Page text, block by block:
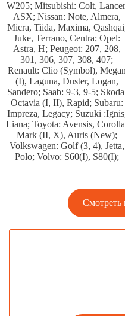
W205; Mitsubishi: Colt,
ASX; Nissan: Note, Almera,
Micra, Tiida, Maxima,
Juke, Terrano, Centra; Opel:
Astra, H; Peugeot: 207, 208,
301, 306, 307, 308, 407;
Renault: Clio (Symbol), Megan
(I), Laguna, Duster, Logan,
Sandero; Saab: 9-3, 9-5;
Octavia (I, II), Rapid; Subaru:
Impreza, Legacy; Suzuki
Liana; Toyota: Avensis,
Mark (II, X), Auris (New);
Volkswagen: Golf (3, 4), Jetta,
Polo; Volvo: S60(I), S80(I);
Смотреть